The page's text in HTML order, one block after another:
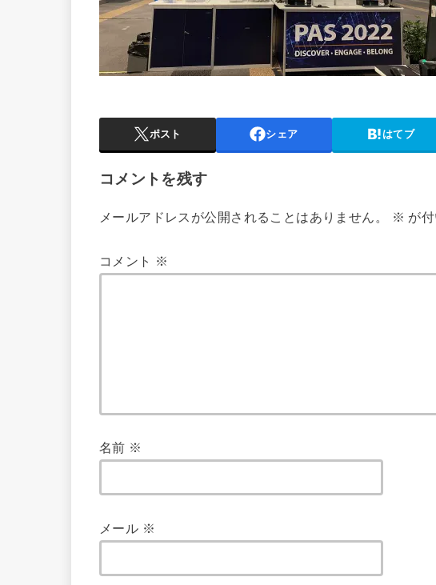
ポスト シェア はてブ
コメントを残す
メールアドレスが公開されることはありません。 ※ が
コメント ※
名前 ※
メール ※